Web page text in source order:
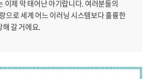
이제 막 태어난 아기랍니다. 여러분들의
으로 세계 어느 이러닝 시스템보다 훌륭한
갈 거에요.